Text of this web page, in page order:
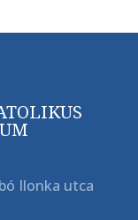
Ilonka utca